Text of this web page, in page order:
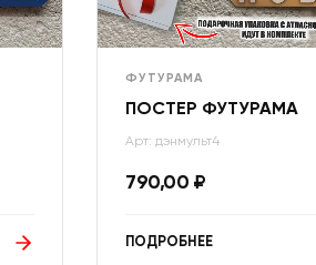
ФУТУРАМА
ПОСТЕР ФУТУРАМА
Арт: дэнмульт4
790,00 ₽
ПОДРОБНЕЕ